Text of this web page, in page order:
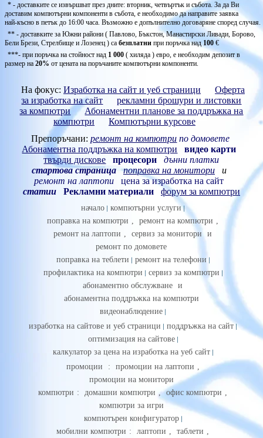
* - доставките се извършват през дните: вторник, четвъртък и събота. За да Ви
доставим компютърни компоненти в събота, е необходимо да направите заявка
най-късно в петък до 16:00 часа. Възможно е допълнително договаряне според случая.
** - доставките за Южни райони ( Павлово, Бъкстон, Манастирски Ливади, Борово,
Бели Брези, Стрелбище и Лозенец ) са безплатни при поръчка над 100 €
***- при поръчка на стойност над 1 000 ( хиляда ) евро, е необходим депозит в
размер на 20% от цената на поръчаните компютърни компоненти.
На фокус: Изработка на сайт и уеб страници
Оферта
за изработка на сайт
рекламни брошури и листовки
за компютри
Абонаментни планове за поддръжка на
компютри
Компютърни курсове
Препоръчани:ремонт на компютри по домовете
Абонаментна поддръжка на компютри
видео карти
твърди дискове
процесори
дънни платки
стартова страница
поправка на монитори и
ремонт на лаптопи
цена за изработка на сайт
статии
Рекламни материали форум за компютри
начало
компютърни услуги
поправка на компютри , ремонт на компютри ,
ремонт на лаптопи , сервиз за монитори
и
ремонт по домовете
поправка на теблети
ремонт на телефони
профилактика на компютри
сервиз за компютри
абонаментно обслужване и
абонаментна поддръжка на компютри
видеонаблюдение
изработка на сайтове и уеб страници
поддръжка на сайт
оптимизация на сайтове
калкулатор за цена на изработка на уеб сайт
промоции
: промоции на лаптопи ,
промоции на монитори
компютри : домашни компютри , офис компютри ,
компютри за игри
компютърен конфигуратор
мобилни компютри : лаптопи , таблети ,